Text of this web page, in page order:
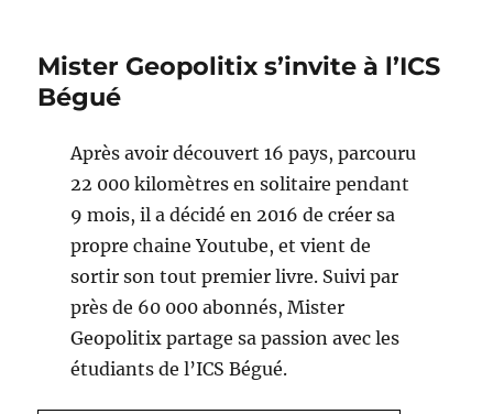
Mister Geopolitix s’invite à l’ICS
Bégué
Après avoir découvert 16 pays, parcouru
22 000 kilomètres en solitaire pendant
9 mois, il a décidé en 2016 de créer sa
propre chaine Youtube, et vient de
sortir son tout premier livre. Suivi par
près de 60 000 abonnés, Mister
Geopolitix partage sa passion avec les
étudiants de l’ICS Bégué.